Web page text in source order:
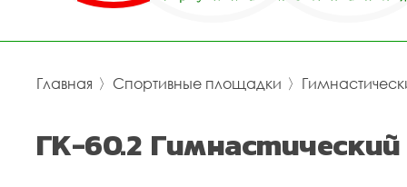
Главная 〉 Спортивные площадки 〉
ГК-60.2